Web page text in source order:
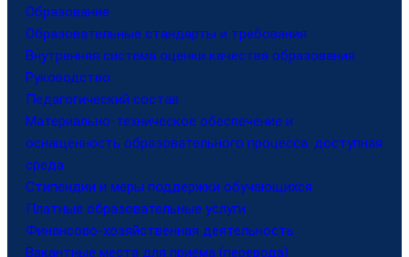
Образование
Образовательные стандарты и требования
Внутренняя система оценки качества образования
Руководство
Педагогический состав
Материально-техническое обеспечение и
оснащенность образовательного процесса. доступная
среда
Стипендии и меры поддержки обучающихся
Платные образовательные услуги
Финансово-хозяйственная деятельность
Вакантные места для приема (перевода)